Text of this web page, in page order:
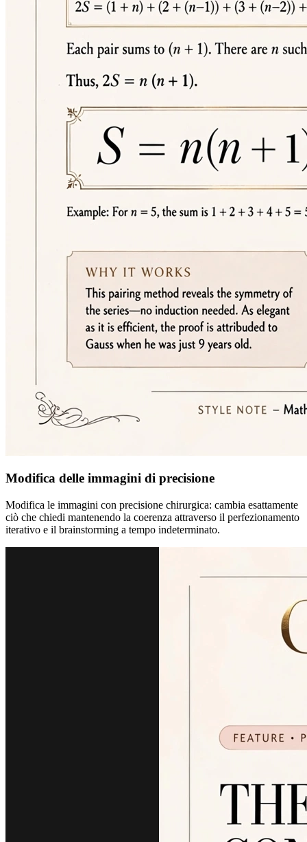
Modifica delle immagini di precisione
Modifica le immagini con precisione chirurgica: cambia esattamente
ciò che chiedi mantenendo la coerenza attraverso il perfezionamento
iterativo e il brainstorming a tempo indeterminato.